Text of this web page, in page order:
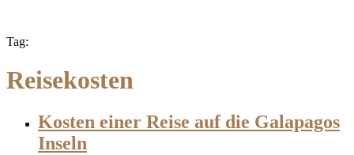
Tag:
Reisekosten
Kosten einer Reise auf die Galapagos
Inseln